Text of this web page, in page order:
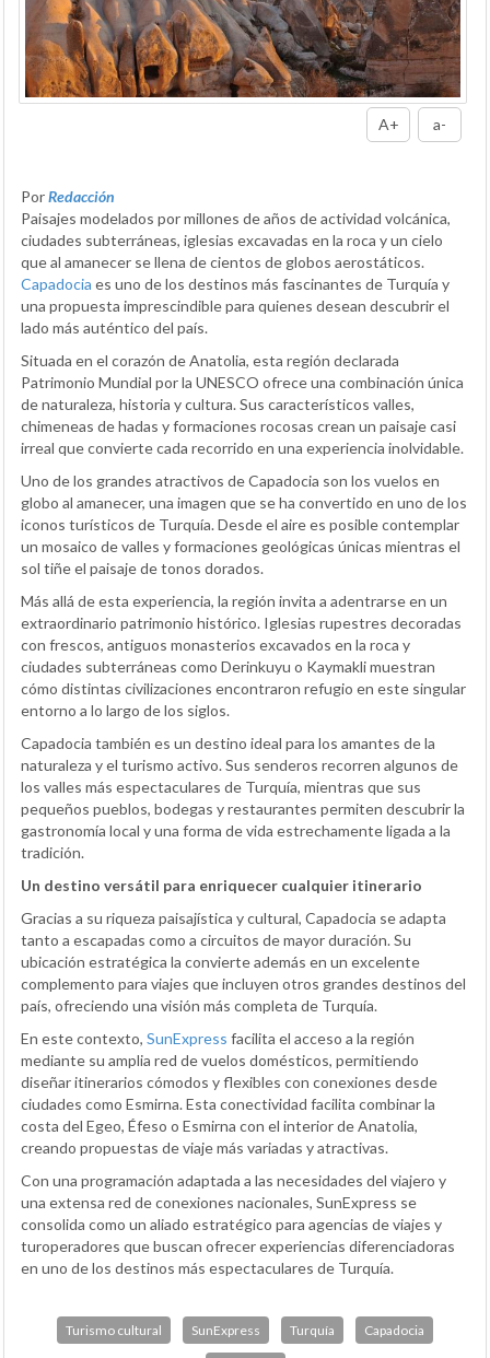
A+ a-
PorRedacción
Paisajes modelados por millones de años de actividad volcánica,
ciudades subterráneas, iglesias excavadas en la roca y un cielo
que al amanecer se llena de cientos de globos aerostáticos.
Capadocia es uno de los destinos más fascinantes de Turquía y
una propuesta imprescindible para quienes desean descubrir el
lado más auténtico del país.
Situada en el corazón de Anatolia, esta región declarada
Patrimonio Mundial por la UNESCO ofrece una combinación única
de naturaleza, historia y cultura. Sus característicos valles,
chimeneas de hadas y formaciones rocosas crean un paisaje casi
irreal que convierte cada recorrido en una experiencia inolvidable.
Uno de los grandes atractivos de Capadocia son los vuelos en
globo al amanecer, una imagen que se ha convertido en uno de los
iconos turísticos de Turquía. Desde el aire es posible contemplar
un mosaico de valles y formaciones geológicas únicas mientras el
sol tiñe el paisaje de tonos dorados.
Más allá de esta experiencia, la región invita a adentrarse en un
extraordinario patrimonio histórico. Iglesias rupestres decoradas
con frescos, antiguos monasterios excavados en la roca y
ciudades subterráneas como Derinkuyu o Kaymakli muestran
cómo distintas civilizaciones encontraron refugio en este singular
entorno a lo largo de los siglos.
Capadocia también es un destino ideal para los amantes de la
naturaleza y el turismo activo. Sus senderos recorren algunos de
los valles más espectaculares de Turquía, mientras que sus
pequeños pueblos, bodegas y restaurantes permiten descubrir la
gastronomía local y una forma de vida estrechamente ligada a la
tradición.
Un destino versátil para enriquecer cualquier itinerario
Gracias a su riqueza paisajística y cultural, Capadocia se adapta
tanto a escapadas como a circuitos de mayor duración. Su
ubicación estratégica la convierte además en un excelente
complemento para viajes que incluyen otros grandes destinos del
país, ofreciendo una visión más completa de Turquía.
En este contexto, SunExpress facilita el acceso a la región
mediante su amplia red de vuelos domésticos, permitiendo
diseñar itinerarios cómodos y flexibles con conexiones desde
ciudades como Esmirna. Esta conectividad facilita combinar la
costa del Egeo, Éfeso o Esmirna con el interior de Anatolia,
creando propuestas de viaje más variadas y atractivas.
Con una programación adaptada a las necesidades del viajero y
una extensa red de conexiones nacionales, SunExpress se
consolida como un aliado estratégico para agencias de viajes y
turoperadores que buscan ofrecer experiencias diferenciadoras
en uno de los destinos más espectaculares de Turquía.
Turismo cultural SunExpress Turquía Capadocia